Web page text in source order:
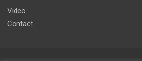
Video
Contact